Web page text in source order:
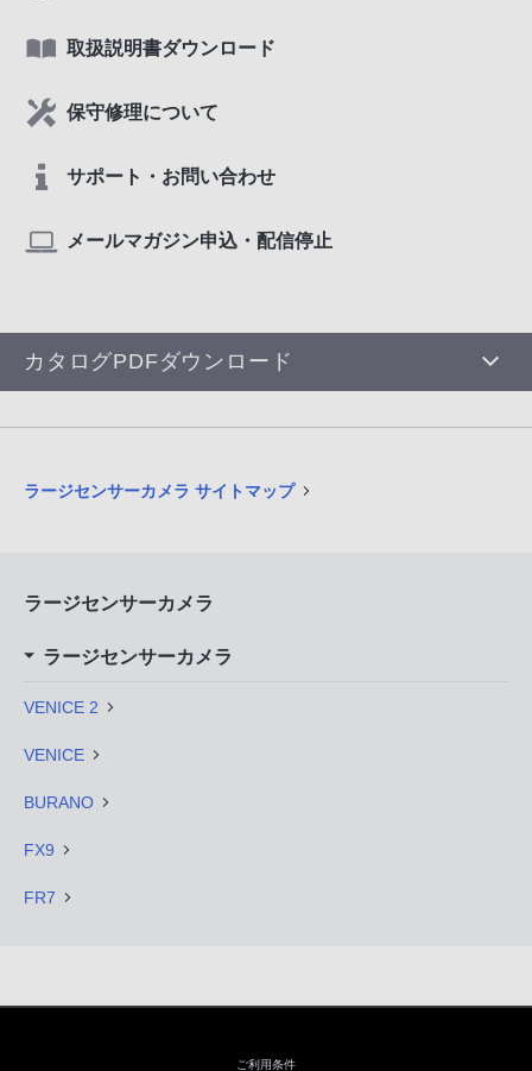
取扱説明書ダウンロード
保守修理について
サポート・お問い合わせ
メールマガジン申込・配信停止
カタログPDFダウンロード
ラージセンサーカメラ サイトマップ
ラージセンサーカメラ
ラージセンサーカメラ
VENICE 2
VENICE
BURANO
FX9
FR7
ご利用条件